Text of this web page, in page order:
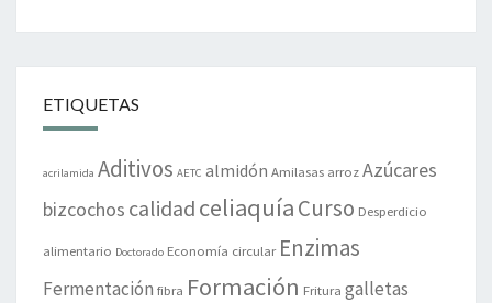
ETIQUETAS
acrilamida Aditivos AETC almidón Amilasas arrozAzúcares
bizcochos calidad celiaquíaCurso Desperdicio
alimentario Doctorado Economía circular Enzimas
Fermentación fibra Formación Fritura galletas